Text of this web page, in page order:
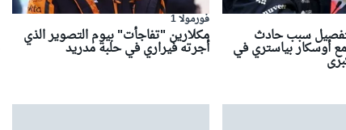
سبب حادث
أوسكار بياستري في
فورمولا 1
مكلارين "تفاجأت" بيوم التصوير الذي
أجرته فيراري في حلبة مدريد